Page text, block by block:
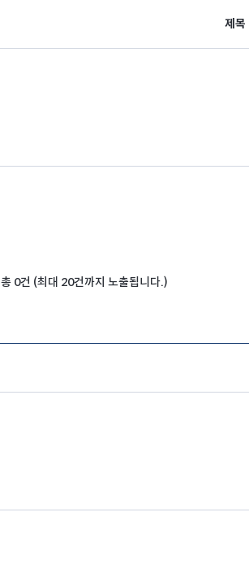
제목
총 0건 (최대 20건까지 노출됩니다.)